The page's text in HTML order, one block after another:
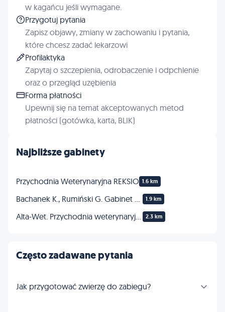
Najbliższe gabinety
Przychodnia Weterynaryjna REKSIO 1.6 km
1.9 km
2.3 km
Często zadawane pytania
Jak przygotować zwierzę do zabiegu?
w kagańcu jeśli wymagane.
Przygotuj pytania
Zapisz objawy, zmiany w zachowaniu i pytania,
które chcesz zadać lekarzowi
Profilaktyka
Zapytaj o szczepienia, odrobaczenie i odpchlenie
oraz o przegląd uzębienia
Forma płatności
Upewnij się na temat akceptowanych metod
płatności (gotówka, karta, BLIK)